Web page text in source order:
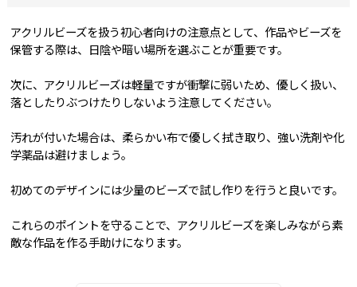
アクリルビーズを扱う初心者向けの注意点として、作品やビーズを
保管する際は、日陰や暗い場所を選ぶことが重要です。
次に、アクリルビーズは軽量ですが衝撃に弱いため、優しく扱い、
落としたりぶつけたりしないよう注意してください。
汚れが付いた場合は、柔らかい布で優しく拭き取り、強い洗剤や化
学薬品は避けましょう。
初めてのデザインには少量のビーズで試し作りを行うと良いです。
これらのポイントを守ることで、アクリルビーズを楽しみながら素
敵な作品を作る手助けになります。